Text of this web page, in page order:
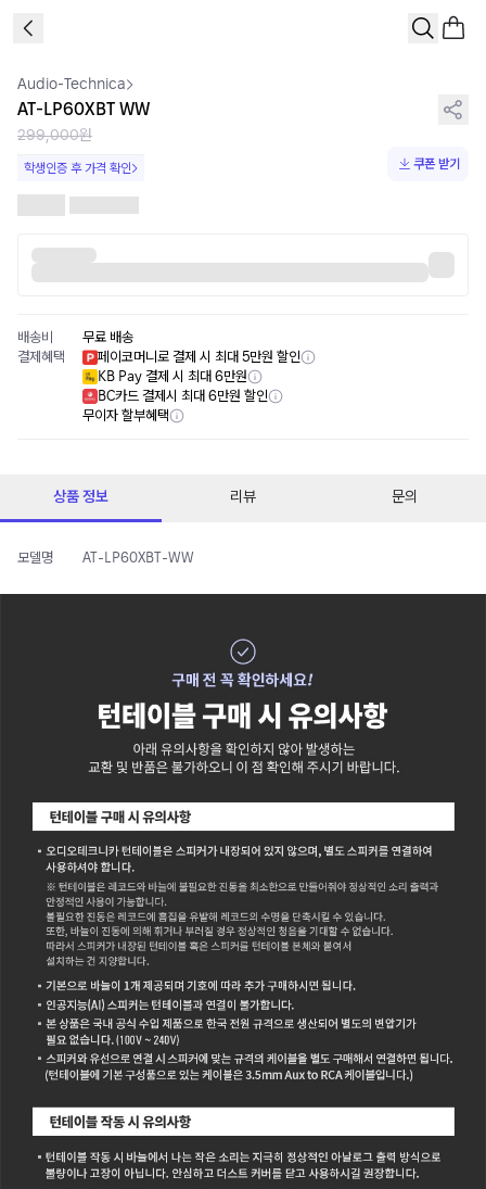
Audio-Technica
AT-LP60XBT WW
299,000원
학생인증 후 가격 확인 쿠폰 받기
배송비
무료 배송
결제혜택
페이코머니로 결제 시 최대 5만원 할인
KB Pay 결제 시 최대 6만원
BC카드 결제시 최대 6만원 할인
무이자 할부혜택
상품 정보 리뷰 문의
모델명 AT-LP60XBT-WW